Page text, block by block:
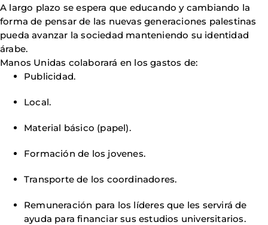
A largo plazo se espera que educando y cambiando la
forma de pensar de las nuevas generaciones palestinas
pueda avanzar la sociedad manteniendo su identidad
árabe.
Manos Unidas colaborará en los gastos de:
Publicidad.
Local.
Material básico (papel).
Formación de los jovenes.
Transporte de los coordinadores.
Remuneración para los líderes que les servirá de
ayuda para financiar sus estudios universitarios.